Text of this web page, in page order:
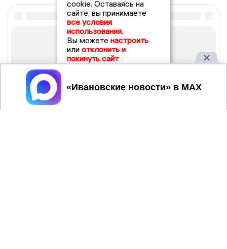
cookie. Оставаясь на
сайте, вы принимаете
все условия
использования.
Вы можете настроить
или отклонить и
покинуть сайт
Принять